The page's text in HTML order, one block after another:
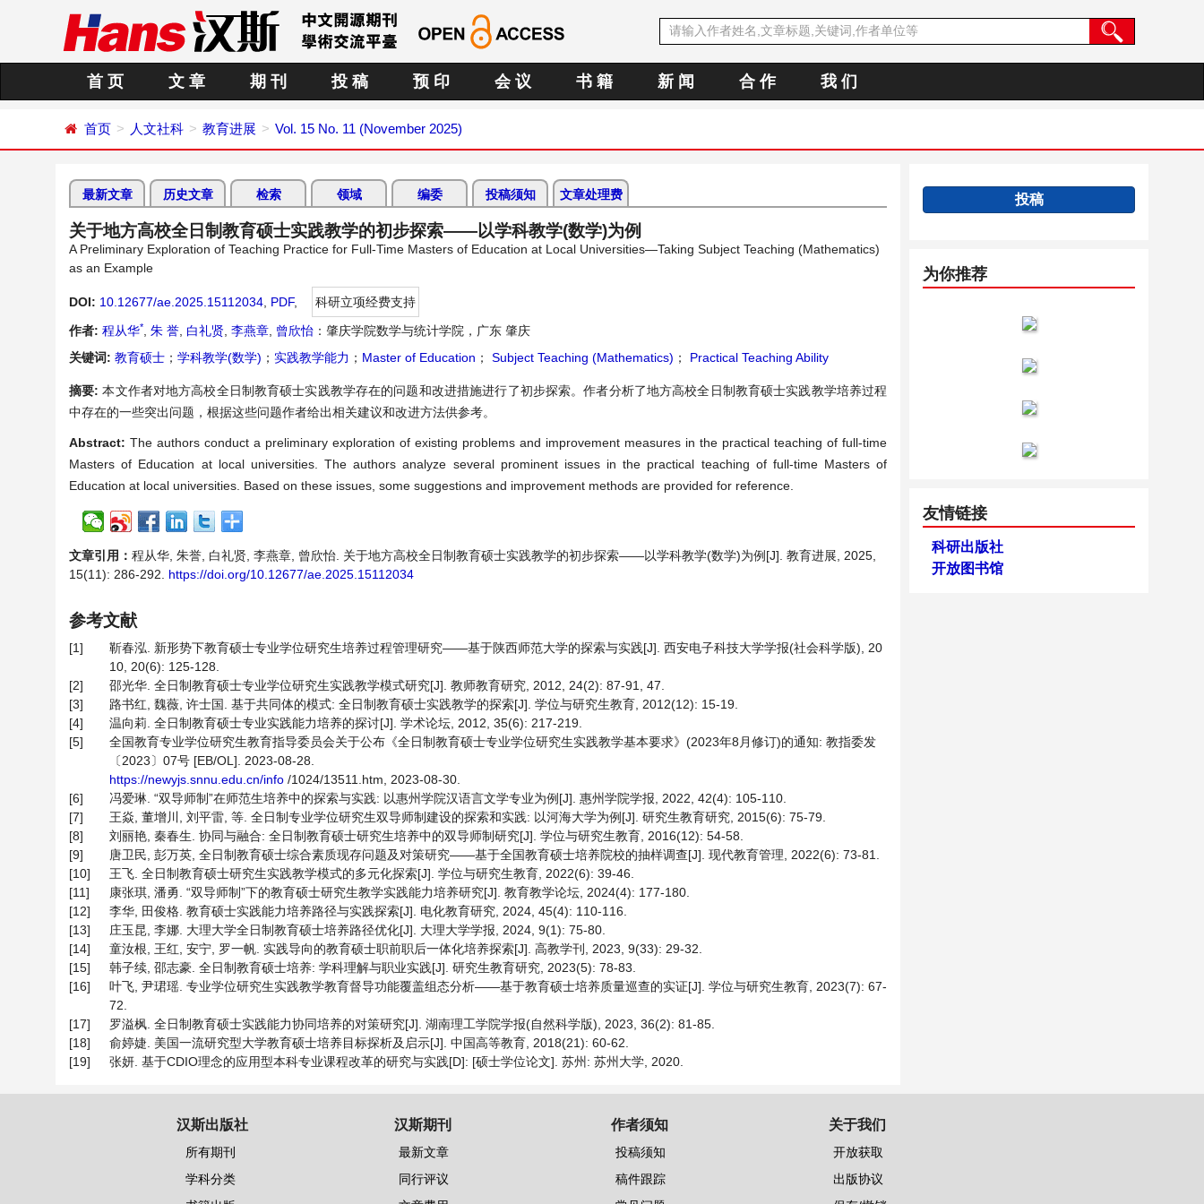
首 页 文 章 期 刊 投 稿 预 印 会 议 书 籍 新 闻 合 作 我 们
首页 人文社科 教育进展 Vol. 15 No. 11 (November 2025)
最新文章 历史文章 检索 领域 编委 投稿须知 文章处理费
关于地方高校全日制教育硕士实践教学的初步探索——以学科教学(数学)为例
A Preliminary Exploration of Teaching Practice for Full-Time Masters of Education at Local Universities—Taking Subject Teaching (Mathematics)
as an Example
DOI: 10.12677/ae.2025.15112034 PDF,
科研立项经费支持
作者: 程从华* 朱 誉 白礼贤 李燕章 曾欣怡 ：肇庆学院数学与统计学院，广东 肇庆
关键词: 教育硕士 ； 学科教学(数学) ； 实践教学能力 ； Master of Education ； Subject Teaching (Mathematics) ； Practical Teaching Ability
摘要:本文作者对地方高校全日制教育硕士实践教学存在的问题和改进措施进行了初步探索。作者分析了地方高校全日制教育硕士实践教学培养过程
中存在的一些突出问题，根据这些问题作者给出相关建议和改进方法供参考。
Abstract:The authors conduct a preliminary exploration of existing problems and improvement measures in the practical teaching of full-time
Masters of Education at local universities. The authors analyze several prominent issues in the practical teaching of full-time Masters of
Education at local universities. Based on these issues, some suggestions and improvement methods are provided for reference.
文章引用： 程从华, 朱誉, 白礼贤, 李燕章, 曾欣怡. 关于地方高校全日制教育硕士实践教学的初步探索——以学科教学(数学)为例[J]. 教育进展, 2025,
15(11): 286-292. https://doi.org/10.12677/ae.2025.15112034
参考文献
[1]
靳春泓. 新形势下教育硕士专业学位研究生培养过程管理研究——基于陕西师范大学的探索与实践[J]. 西安电子科技大学学报(社会科学版), 20
10, 20(6): 125-128.
[2]
邵光华. 全日制教育硕士专业学位研究生实践教学模式研究[J]. 教师教育研究, 2012, 24(2): 87-91, 47.
[3]
路书红, 魏薇, 许士国. 基于共同体的模式: 全日制教育硕士实践教学的探索[J]. 学位与研究生教育, 2012(12): 15-19.
[4]
温向莉. 全日制教育硕士专业实践能力培养的探讨[J]. 学术论坛, 2012, 35(6): 217-219.
[5]
全国教育专业学位研究生教育指导委员会关于公布《全日制教育硕士专业学位研究生实践教学基本要求》(2023年8月修订)的通知: 教指委发
〔2023〕07号 [EB/OL]. 2023-08-28.
https://newyjs.snnu.edu.cn/info /1024/13511.htm, 2023-08-30.
[6]
冯爱琳. “双导师制”在师范生培养中的探索与实践: 以惠州学院汉语言文学专业为例[J]. 惠州学院学报, 2022, 42(4): 105-110.
[7]
王焱, 董增川, 刘平雷, 等. 全日制专业学位研究生双导师制建设的探索和实践: 以河海大学为例[J]. 研究生教育研究, 2015(6): 75-79.
[8]
刘丽艳, 秦春生. 协同与融合: 全日制教育硕士研究生培养中的双导师制研究[J]. 学位与研究生教育, 2016(12): 54-58.
[9]
唐卫民, 彭万英, 全日制教育硕士综合素质现存问题及对策研究——基于全国教育硕士培养院校的抽样调查[J]. 现代教育管理, 2022(6): 73-81.
[10]
王飞. 全日制教育硕士研究生实践教学模式的多元化探索[J]. 学位与研究生教育, 2022(6): 39-46.
[11]
康张琪, 潘勇. “双导师制”下的教育硕士研究生教学实践能力培养研究[J]. 教育教学论坛, 2024(4): 177-180.
[12]
李华, 田俊格. 教育硕士实践能力培养路径与实践探索[J]. 电化教育研究, 2024, 45(4): 110-116.
[13]
庄玉昆, 李娜. 大理大学全日制教育硕士培养路径优化[J]. 大理大学学报, 2024, 9(1): 75-80.
[14]
童汝根, 王红, 安宁, 罗一帆. 实践导向的教育硕士职前职后一体化培养探索[J]. 高教学刊, 2023, 9(33): 29-32.
[15]
韩子续, 邵志豪. 全日制教育硕士培养: 学科理解与职业实践[J]. 研究生教育研究, 2023(5): 78-83.
[16]
叶飞, 尹珺瑶. 专业学位研究生实践教学教育督导功能覆盖组态分析——基于教育硕士培养质量巡查的实证[J]. 学位与研究生教育, 2023(7): 67-
72.
[17]
罗溢枫. 全日制教育硕士实践能力协同培养的对策研究[J]. 湖南理工学院学报(自然科学版), 2023, 36(2): 81-85.
[18]
俞婷婕. 美国一流研究型大学教育硕士培养目标探析及启示[J]. 中国高等教育, 2018(21): 60-62.
[19]
张妍. 基于CDIO理念的应用型本科专业课程改革的研究与实践[D]: [硕士学位论文]. 苏州: 苏州大学, 2020.
投稿
为你推荐
友情链接
科研出版社
开放图书馆
汉斯出版社
所有期刊
学科分类
汉斯期刊
最新文章
同行评议
作者须知
投稿须知
稿件跟踪
关于我们
开放获取
出版协议